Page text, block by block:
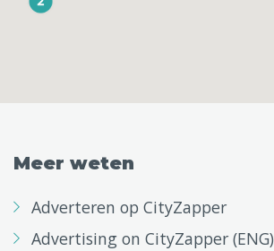
Meer weten
Adverteren op CityZapper
Advertising on CityZapper (ENG)